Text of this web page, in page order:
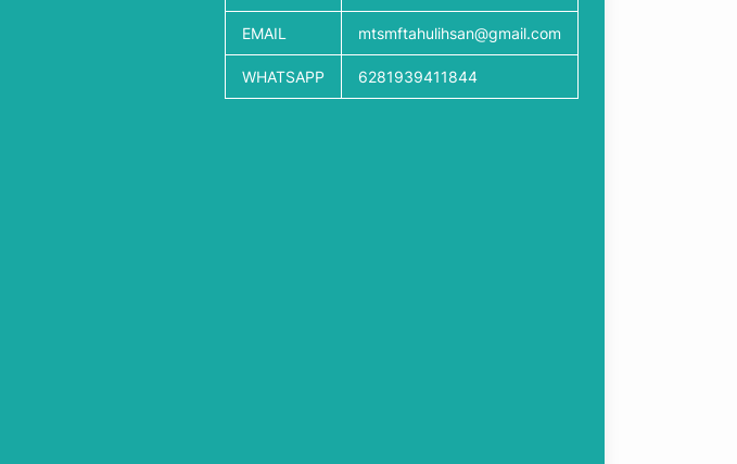
EMAIL mtsmftahulihsan@gmail.com
WHATSAPP 6281939411844